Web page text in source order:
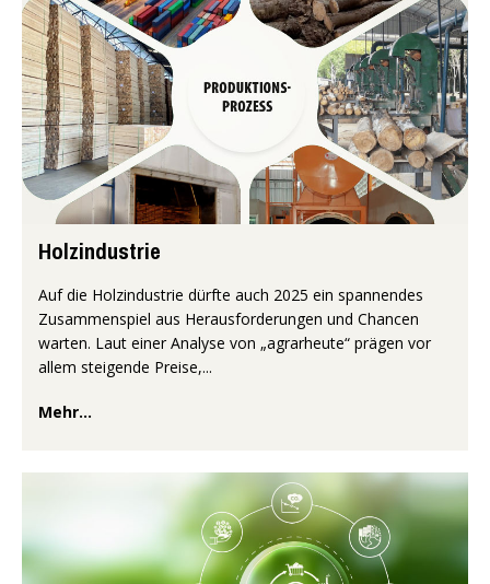
Holzindustrie
Auf die Holzindustrie dürfte auch 2025 ein spannendes
Zusammenspiel aus Herausforderungen und Chancen
warten. Laut einer Analyse von „agrarheute“ prägen vor
allem steigende Preise,...
Mehr...